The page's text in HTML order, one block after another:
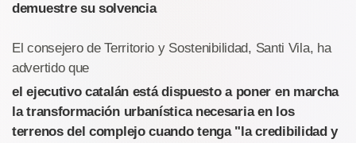
demuestre su solvencia
El consejero de Territorio y Sostenibilidad, Santi Vila, ha
advertido que
el ejecutivo catalán está dispuesto a poner en marcha
la transformación urbanística necesaria en los
terrenos del complejo cuando tenga "la credibilidad y